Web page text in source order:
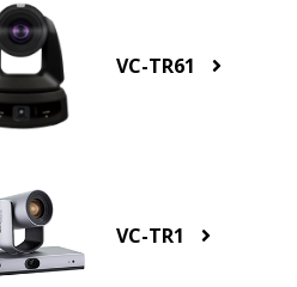
VC-TR61
VC-TR1